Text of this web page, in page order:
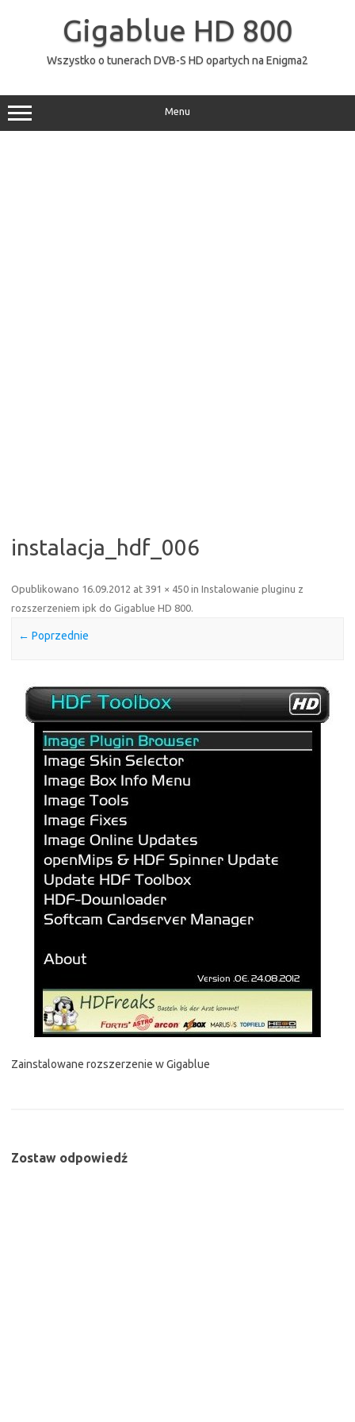
Gigablue HD 800
Wszystko o tunerach DVB-S HD opartych na Enigma2
Menu
instalacja_hdf_006
Opublikowano 16.09.2012 at 391 × 450 in Instalowanie pluginu z
rozszerzeniem ipk do Gigablue HD 800.
← Poprzednie
Zainstalowane rozszerzenie w Gigablue
Zostaw odpowiedź